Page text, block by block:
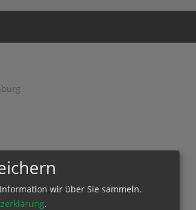
wir über Sie sammeln.
.